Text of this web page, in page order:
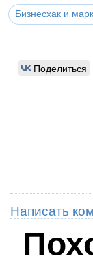
Бизнесхак и
Поделиться
Написать